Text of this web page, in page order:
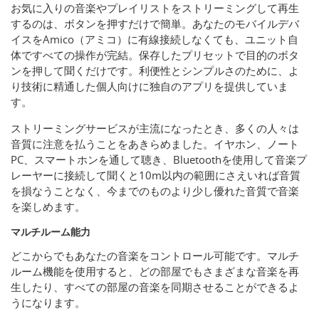
お気に入りの音楽やプレイリストをストリーミングして再生
するのは、ボタンを押すだけで簡単。あなたのモバイルデバ
イスをAmico（アミコ）に有線接続しなくても、ユニット自
体ですべての操作が完結。保存したプリセットで目的のボタ
ンを押して聞くだけです。利便性とシンプルさのために、よ
り技術に精通した個人向けに独自のアプリを提供していま
す。
ストリーミングサービスが主流になったとき、多くの人々は
音質に注意を払うことをあきらめました。イヤホン、ノート
PC、スマートホンを通して聴き、Bluetoothを使用して音楽プ
レーヤーに接続して聞くと10m以内の範囲にさえいれば音質
を損なうことなく、今までのものより少し優れた音質で音楽
を楽しめます。
マルチルーム能力
どこからでもあなたの音楽をコントロール可能です。マルチ
ルーム機能を使用すると、どの部屋でもさまざまな音楽を再
生したり、すべての部屋の音楽を同期させることができるよ
うになります。